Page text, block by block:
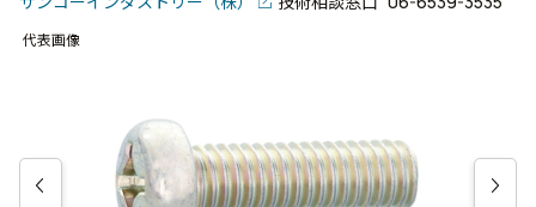
代表画像